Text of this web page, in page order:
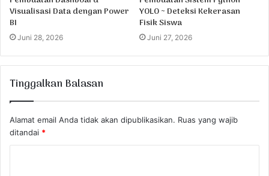
Visualisasi Data dengan Power
BI
Juni 28, 2026
YOLO ~ Deteksi Kekerasan
Fisik Siswa
Juni 27, 2026
Tinggalkan Balasan
Alamat email Anda tidak akan dipublikasikan. Ruas yang wajib
ditandai *